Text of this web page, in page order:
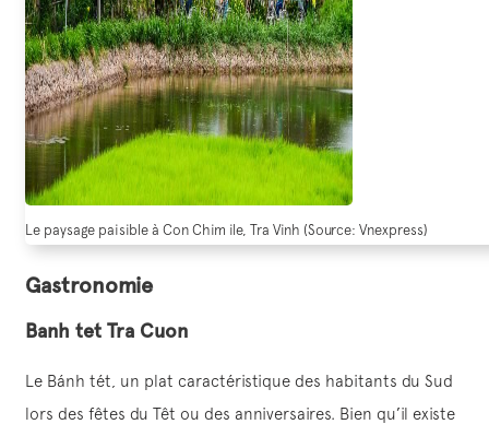
Le paysage paisible à Con Chim ile, Tra Vinh (Source: Vnexpress)
Gastronomie
Banh tet Tra Cuon
Le Bánh tét, un plat caractéristique des habitants du Sud
lors des fêtes du Têt ou des anniversaires. Bien qu’il existe